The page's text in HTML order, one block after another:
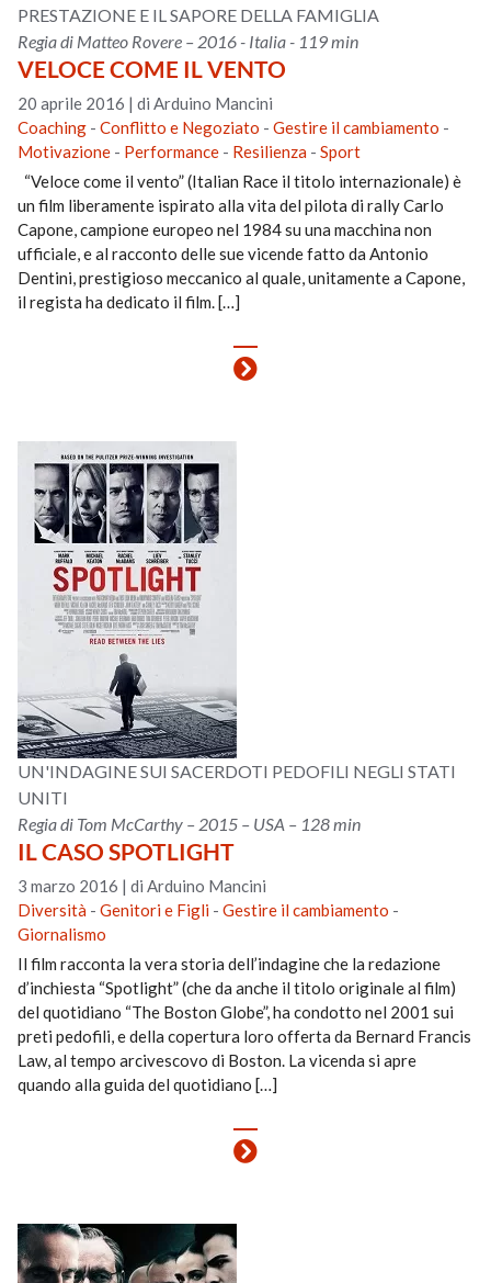
PRESTAZIONE E IL SAPORE DELLA FAMIGLIA
Regia di Matteo Rovere – 2016 - Italia - 119 min
VELOCE COME IL VENTO
20 aprile 2016 |di Arduino Mancini
Coaching -Conflitto e Negoziato -Gestire il cambiamento -
Motivazione - Performance - Resilienza -Sport
“Veloce come il vento” (Italian Race il titolo internazionale) è
un film liberamente ispirato alla vita del pilota di rally Carlo
Capone, campione europeo nel 1984 su una macchina non
ufficiale, e al racconto delle sue vicende fatto da Antonio
Dentini, prestigioso meccanico al quale, unitamente a Capone,
il regista ha dedicato il film. […]
UN'INDAGINE SUI SACERDOTI PEDOFILI NEGLI STATI
UNITI
Regia di Tom McCarthy – 2015 – USA – 128 min
IL CASO SPOTLIGHT
3 marzo 2016 |di Arduino Mancini
Diversità -Genitori e Figli -Gestire il cambiamento -
Giornalismo
Il film racconta la vera storia dell’indagine che la redazione
d’inchiesta “Spotlight” (che da anche il titolo originale al film)
del quotidiano “The Boston Globe”, ha condotto nel 2001 sui
preti pedofili, e della copertura loro offerta da Bernard Francis
Law, al tempo arcivescovo di Boston. La vicenda si apre
quando alla guida del quotidiano […]